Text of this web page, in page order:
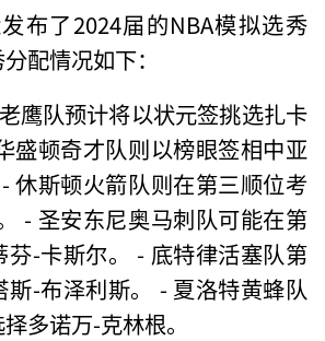
布了2024届的NBA模拟选秀
配情况如下：
鹰队预计将以状元签挑选扎卡
盛顿奇才队则以榜眼签相中亚
休斯顿火箭队则在第三顺位考
- 圣安东尼奥马刺队可能在第
芬-卡斯尔。 - 底特律活塞队第
斯-布泽利斯。 - 夏洛特黄蜂队
多诺万-克林根。